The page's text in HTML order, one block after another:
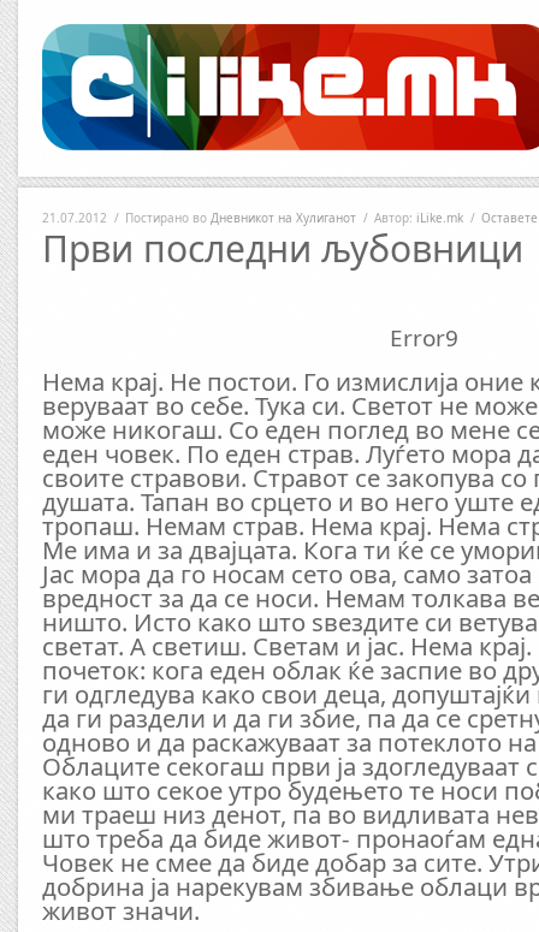
21.07.2012 / Постирано во Дневникот на Хулиганот / Автор: iLike.mk /
Први последни љубовници
Error9
Нема крај. Не постои. Го измислија оние
веруваат во себе. Тука си. Светот не
може никогаш. Со еден поглед во мене
еден човек. По еден страв. Луѓето мора
своите стравови. Стравот се закопува со
душата. Тапан во срцето и во него уште
тропаш. Немам страв. Нема крај. Нема
Ме има и за двајцата. Кога ти ќе се
Јас мора да го носам сето ова, само
вредност за да се носи. Немам толкава
ништо. Исто како што ѕвездите си
светат. А светиш. Светам и јас. Нема
почеток: кога еден облак ќе заспие во
ги одгледува како свои деца, допуштајќи
да ги раздели и да ги збие, па да се
одново и да раскажуваат за потеклото
Облаците секогаш први ја здогледуваат
како што секое утро будењето те носи
ми траеш низ денот, па во видливата
што треба да биде живот- пронаоѓам
Човек не смее да биде добар за сите.
добрина ја нарекувам збивање облаци
живот значи.